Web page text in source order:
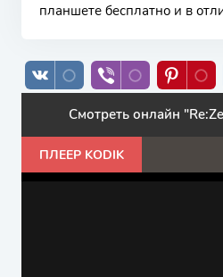
планшете бесплатно и в
Смотреть онлайн
ПЛЕЕР KODIK